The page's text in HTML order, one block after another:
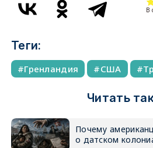
В
Теги:
Гренландия США
Читать
Почему
о датском